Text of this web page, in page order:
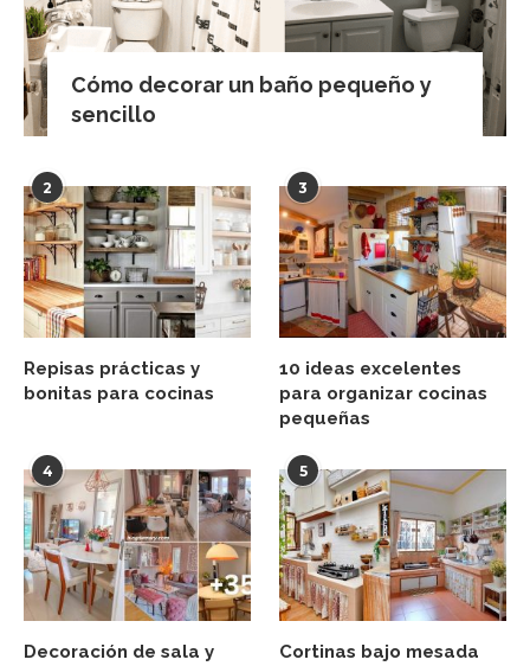
Cómo decorar un baño pequeño y
sencillo
2
Repisas prácticas y
bonitas para cocinas
3
10 ideas excelentes
para organizar cocinas
pequeñas
4
Decoración de sala y
5
Cortinas bajo mesada